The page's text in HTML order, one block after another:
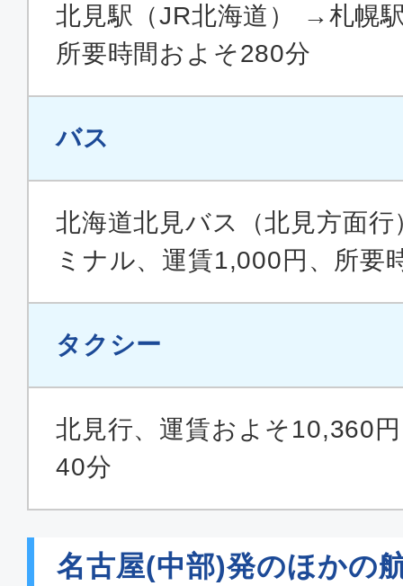
北見駅（JR北海道） →札幌
所要時間およそ280分
バス
北海道北見バス（北見方面
ミナル、運賃1,000円、所要
タクシー
北見行、運賃およそ10,360
40分
名古屋(中部)発のほかの